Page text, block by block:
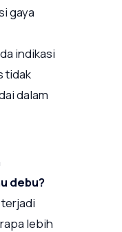
gaya
indikasi
tidak
dalam
debu?
lebih